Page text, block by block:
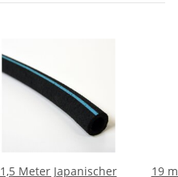
1,5 Meter Japanischer
19